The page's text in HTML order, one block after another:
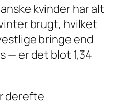
kvinder har alt
brugt, hvilket
bringe end
— er det blot 1,34
derefte